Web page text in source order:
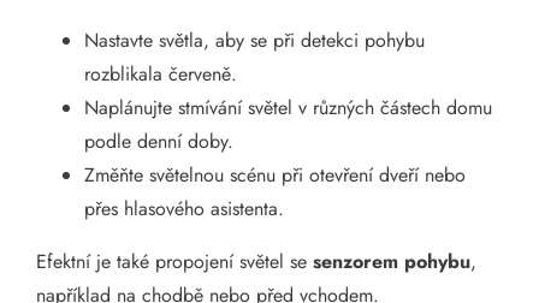
Nastavte světla, aby se při detekci pohybu
rozblikala červeně.
Naplánujte stmívání světel v různých částech domu
podle denní doby.
Změňte světelnou scénu při otevření dveří nebo
přes hlasového asistenta.
Efektní je také propojení světel se senzorem pohybu,
například na chodbě nebo před vchodem.